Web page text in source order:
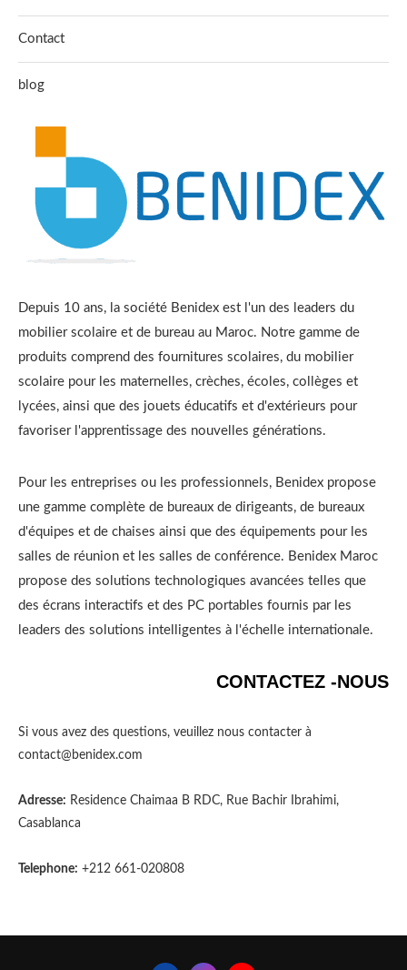
Contact
blog
Depuis 10 ans, la société Benidex est l'un des leaders du
mobilier scolaire et de bureau au Maroc. Notre gamme de
produits comprend des fournitures scolaires, du mobilier
scolaire pour les maternelles, crèches, écoles, collèges et
lycées, ainsi que des jouets éducatifs et d'extérieurs pour
favoriser l'apprentissage des nouvelles générations.
Pour les entreprises ou les professionnels, Benidex propose
une gamme complète de bureaux de dirigeants, de bureaux
d'équipes et de chaises ainsi que des équipements pour les
salles de réunion et les salles de conférence. Benidex Maroc
propose des solutions technologiques avancées telles que
des écrans interactifs et des PC portables fournis par les
leaders des solutions intelligentes à l'échelle internationale.
CONTACTEZ -NOUS
Si vous avez des questions, veuillez nous contacter à
contact@benidex.com
Adresse: Residence Chaimaa B RDC, Rue Bachir Ibrahimi,
Casablanca
Telephone: +212 661-020808